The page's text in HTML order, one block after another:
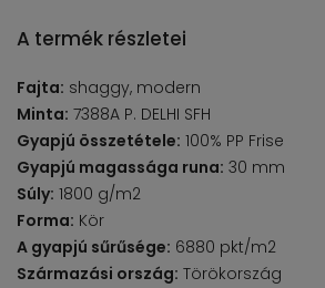
A termék részletei
Fajta: shaggy, modern
Minta: 7388A P. DELHI SFH
Gyapjú összetétele: 100% PP Frise
Gyapjú magassága runa: 30 mm
Súly: 1800 g/m2
Forma: Kör
A gyapjú sűrűsége: 6880 pkt/m2
Származási ország: Törökország